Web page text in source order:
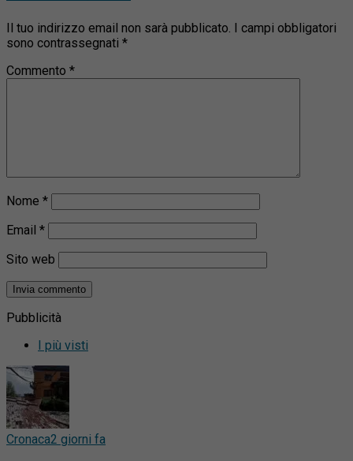
Il tuo indirizzo email non sarà pubblicato. I campi obbligatori
sono contrassegnati *
Commento *
Nome *
Email *
Sito web
Pubblicità
I più visti
Cronaca2 giorni fa